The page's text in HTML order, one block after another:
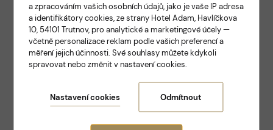
ELEGANCE A TRADICE V SAMOTNÉM SRDCI
TRUTNOVA
Hotel Adam
Trutnov
a zpracováním vašich osobních údajů, jako je vaše IP adresa
a identifikátory cookies, ze strany Hotel Adam, Havlíčkova
10, 54101 Trutnov, pro analytické a marketingové účely —
včetně personalizace reklam podle vašich preferencí a
měření jejich účinnosti. Své souhlasy můžete kdykoli
spravovat nebo změnit v nastavení cookies.
Nastavení cookies Odmítnout